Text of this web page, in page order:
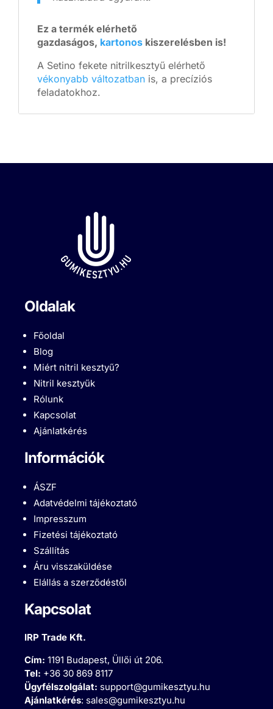
Ez a termék elérhető
gazdaságos, kartonos kiszerelésben is!
A Setino fekete nitrilkesztyű elérhető
vékonyabb változatban is, a precíziós
feladatokhoz.
Oldalak
Főoldal
Blog
Miért nitril kesztyű?
Nitril kesztyűk
Rólunk
Kapcsolat
Ajánlatkérés
Információk
ÁSZF
Adatvédelmi tájékoztató
Impresszum
Fizetési tájékoztató
Szállítás
Áru visszaküldése
Elállás a szerződéstől
Kapcsolat
IRP Trade Kft.
Cím:1191 Budapest, Üllői út 206.
Tel: +36 30 869 8117
Ügyfélszolgálat: support@gumikesztyu.hu
Ajánlatkérés: sales@gumikesztyu.hu